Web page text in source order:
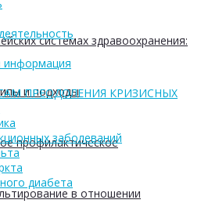
системах здравоохранения:
и подходы
профилактическое
в отношении
информация
ПРЕОДОЛЕНИЯ КРИЗИСНЫХ
заболеваний
диабета